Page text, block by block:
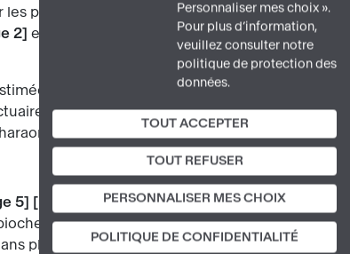
Personnaliser mes choix ».
Pour plus d’information,
veuillez consulter notre
politique de protection des
données.
TOUT ACCEPTER
TOUT REFUSER
PERSONNALISER MES CHOIX
POLITIQUE DE CONFIDENTIALITÉ
les pensées, obéissant aux
2 est issu d’une famille
C’est un homme
il saura pacifier le pays,
de l’Égypte.
5
. Il découvre
et c’est l’émerveillement.
plus tard, Jean-François